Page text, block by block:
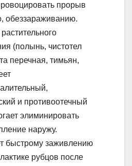
прорыв
обеззараживанию.
(полынь, чистотел
перечная, тимьян,
и противоотечный
элиминировать
наружу.
быстрому заживлению
рубцов после